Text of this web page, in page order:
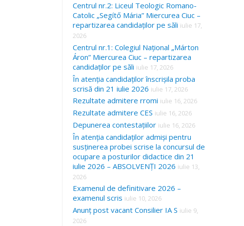
Centrul nr.2: Liceul Teologic Romano-
Catolic „Segítő Mária” Miercurea Ciuc –
repartizarea candidaților pe săli iulie 17,
2026
Centrul nr.1: Colegiul Național „Márton
Áron” Miercurea Ciuc – repartizarea
candidaților pe săli iulie 17, 2026
În atenția candidaților înscrișila proba
scrisă din 21 iulie 2026 iulie 17, 2026
Rezultate admitere rromi iulie 16, 2026
Rezultate admitere CES iulie 16, 2026
Depunerea contestațiilor iulie 16, 2026
În atenția candidaților admiși pentru
susținerea probei scrise la concursul de
ocupare a posturilor didactice din 21
iulie 2026 – ABSOLVENȚI 2026 iulie 13,
2026
Examenul de definitivare 2026 –
examenul scris iulie 10, 2026
Anunț post vacant Consilier IA S iulie 9,
2026